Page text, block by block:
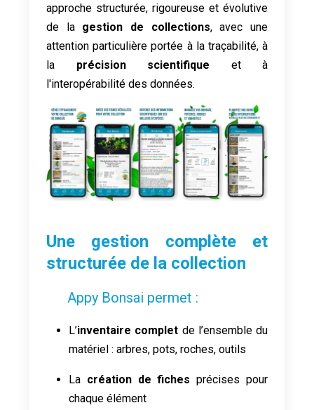
approche structurée, rigoureuse et évolutive
de la gestion de collections, avec une
attention particulière portée à la traçabilité, à
la précision scientifique et à
l'interopérabilité des données.
Une gestion complète et
structurée de la collection
Appy Bonsai permet :
L’inventaire complet de l’ensemble du
matériel : arbres, pots, roches, outils
La création de fiches précises pour
chaque élément